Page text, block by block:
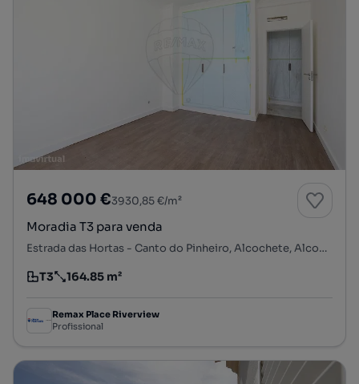
648 000 €3930,85 €/m²
Moradia T3 para venda
Estrada das Hortas - Canto do Pinheiro, Alcochete, Alcochete, Setúbal
Tipologia
T3
Preço por metro quadrado
164.85 m²
Remax Place Riverview
Profissional